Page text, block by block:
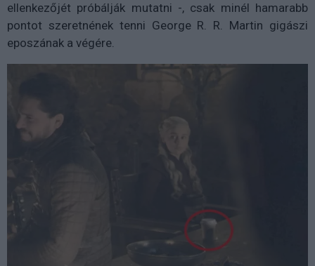
ellenkezőjét próbálják mutatni -, csak minél hamarabb
pontot szeretnének tenni George R. R. Martin gigászi
eposzának a végére.